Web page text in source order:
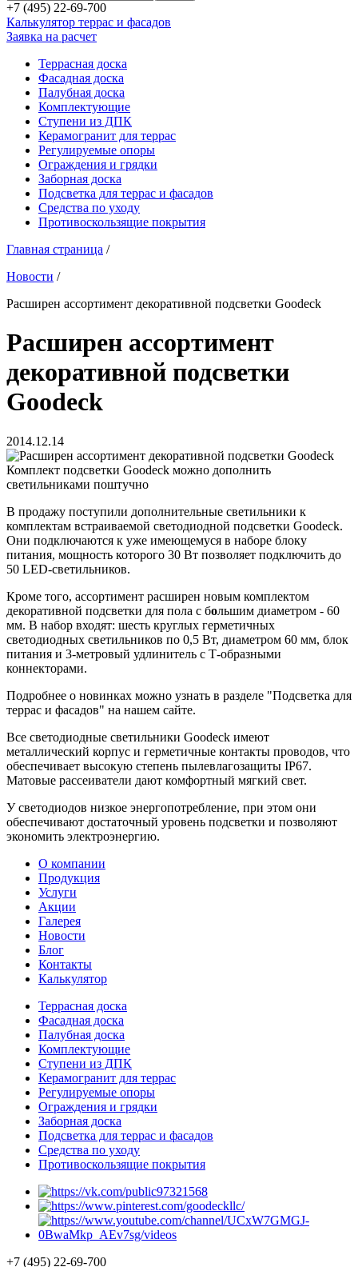
+7 (495) 22-69-700
Калькулятор террас и фасадов
Заявка на расчет
Террасная доска
Фасадная доска
Палубная доска
Комплектующие
Ступени из ДПК
Керамогранит для террас
Регулируемые опоры
Ограждения и грядки
Заборная доска
Подсветка для террас и фасадов
Средства по уходу
Противоскользящие покрытия
Главная страница /
Новости /
Расширен ассортимент декоративной подсветки Goodeck
Расширен ассортимент
декоративной подсветки
Goodeck
2014.12.14
Комплект подсветки Goodeck можно дополнить
светильниками поштучно
В продажу поступили дополнительные светильники к
комплектам встраиваемой светодиодной подсветки Goodeck.
Они подключаются к уже имеющемуся в наборе блоку
питания, мощность которого 30 Вт позволяет подключить до
50 LED-светильников.
Кроме того, ассортимент расширен новым комплектом
декоративной подсветки для пола с большим диаметром - 60
мм. В набор входят: шесть круглых герметичных
светодиодных светильников по 0,5 Вт, диаметром 60 мм, блок
питания и 3-метровый удлинитель с Т-образными
коннекторами.
Подробнее о новинках можно узнать в разделе "Подсветка для
террас и фасадов" на нашем сайте.
Все светодиодные светильники Goodeck имеют
металлический корпус и герметичные контакты проводов, что
обеспечивает высокую степень пылевлагозащиты IP67.
Матовые рассеиватели дают комфортный мягкий свет.
У светодиодов низкое энергопотребление, при этом они
обеспечивают достаточный уровень подсветки и позволяют
экономить электроэнергию.
О компании
Продукция
Услуги
Акции
Галерея
Новости
Блог
Контакты
Калькулятор
Террасная доска
Фасадная доска
Палубная доска
Комплектующие
Ступени из ДПК
Керамогранит для террас
Регулируемые опоры
Ограждения и грядки
Заборная доска
Подсветка для террас и фасадов
Средства по уходу
Противоскользящие покрытия
+7 (495) 22-69-700